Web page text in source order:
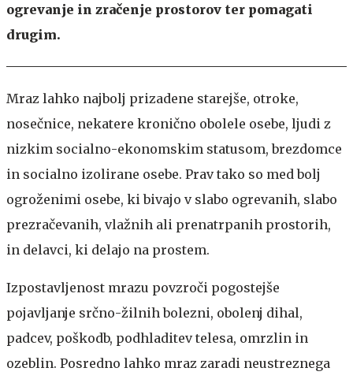
ogrevanje in zračenje prostorov ter pomagati
drugim.
Mraz lahko najbolj prizadene starejše, otroke,
nosečnice, nekatere kronično obolele osebe, ljudi z
nizkim socialno-ekonomskim statusom, brezdomce
in socialno izolirane osebe. Prav tako so med bolj
ogroženimi osebe, ki bivajo v slabo ogrevanih, slabo
prezračevanih, vlažnih ali prenatrpanih prostorih,
in delavci, ki delajo na prostem.
Izpostavljenost mrazu povzroči pogostejše
pojavljanje srčno-žilnih bolezni, obolenj dihal,
padcev, poškodb, podhladitev telesa, omrzlin in
ozeblin. Posredno lahko mraz zaradi neustreznega